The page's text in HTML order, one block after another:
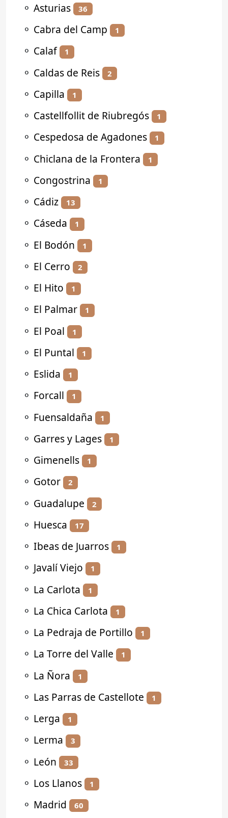
⚬ Asturias 36
⚬ Cabra del Camp 1
⚬ Calaf 1
⚬ Caldas de Reis 2
⚬ Capilla 1
⚬ Castellfollit de Riubregós 1
⚬ Cespedosa de Agadones 1
⚬ Chiclana de la Frontera 1
⚬ Congostrina 1
⚬ Cádiz 13
⚬ Cáseda 1
⚬ El Bodón 1
⚬ El Cerro 2
⚬ El Hito 1
⚬ El Palmar 1
⚬ El Poal 1
⚬ El Puntal 1
⚬ Eslida 1
⚬ Forcall 1
⚬ Fuensaldaña 1
⚬ Garres y Lages 1
⚬ Gimenells 1
⚬ Gotor 2
⚬ Guadalupe 2
⚬ Huesca 17
⚬ Ibeas de Juarros 1
⚬ Javalí Viejo 1
⚬ La Carlota 1
⚬ La Chica Carlota 1
⚬ La Pedraja de Portillo 1
⚬ La Torre del Valle 1
⚬ La Ñora 1
⚬ Las Parras de Castellote 1
⚬ Lerga 1
⚬ Lerma 3
⚬ León 33
⚬ Los Llanos 1
⚬ Madrid 60